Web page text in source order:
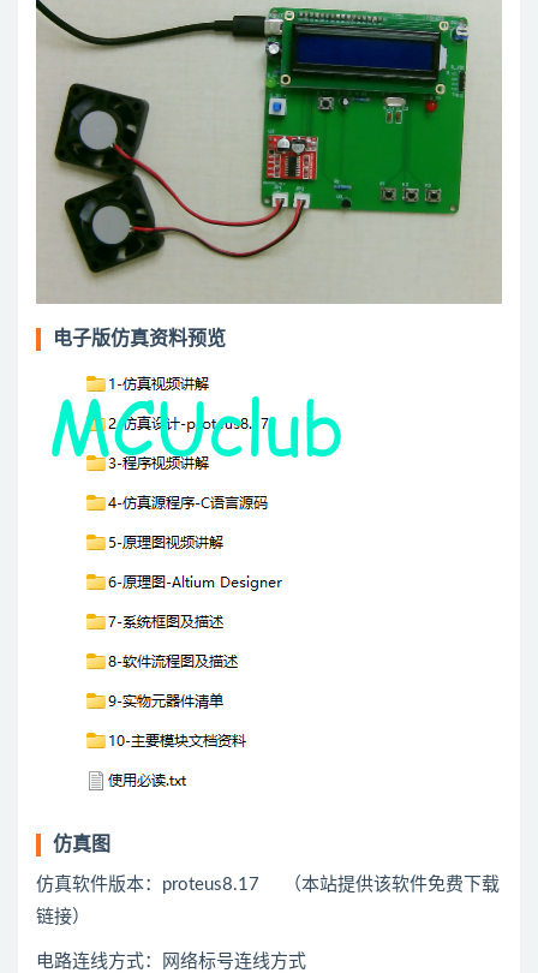
电子版仿真资料预览
仿真图
仿真软件版本：proteus8.17 （本站提供该软件免费下载
链接）
电路连线方式：网络标号连线方式